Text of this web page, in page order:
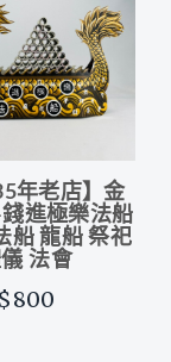
年老店】金
進極樂法船
船 龍船 祭祀
法會
$800